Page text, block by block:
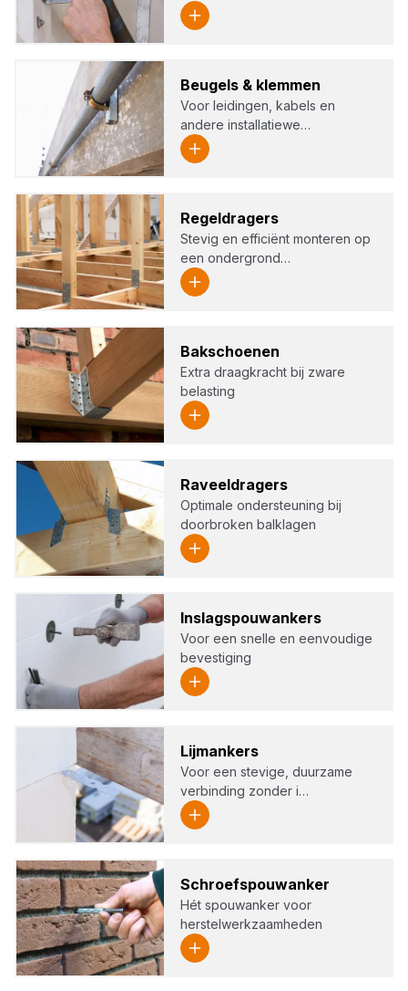
Beu­gels & klem­men
Voor leidingen, kabels en
andere installatiewe…
Regel­dra­gers
Stevig en efficiënt monteren op
een ondergrond…
Bak­schoe­nen
Extra draagkracht bij zware
belasting
Raveel­dra­gers
Optimale ondersteuning bij
doorbroken balklagen
Inslagspouw­an­kers
Voor een snelle en eenvoudige
bevestiging
Lijm­an­kers
Voor een stevige, duurzame
verbinding zonder i…
Schroefspouw­an­ker
Hét spouwanker voor
herstelwerkzaamheden